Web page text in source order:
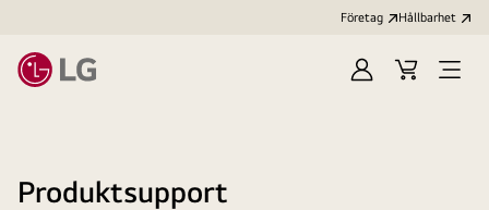
Företag Hållbarhet
LoggaKundvagn
Produktsupport